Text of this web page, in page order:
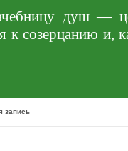
душ —
к созерцанию и,
запись